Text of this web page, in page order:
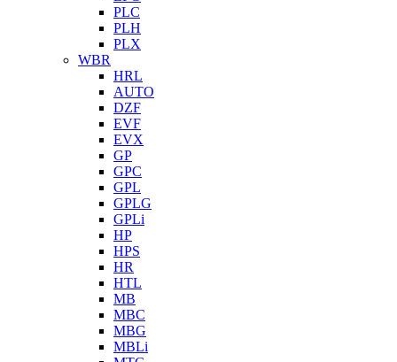
PLC
PLH
PLX
WBR
HRL
AUTO
DZF
EVF
EVX
GP
GPC
GPL
GPLG
GPLi
HP
HPS
HR
HTL
MB
MBC
MBG
MBLi